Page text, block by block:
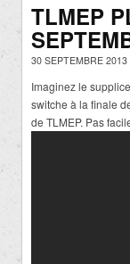
TLMEP
30 SEPTEMBRE 2013
Imaginez le
switche à la finale
de TLMEP. Pas